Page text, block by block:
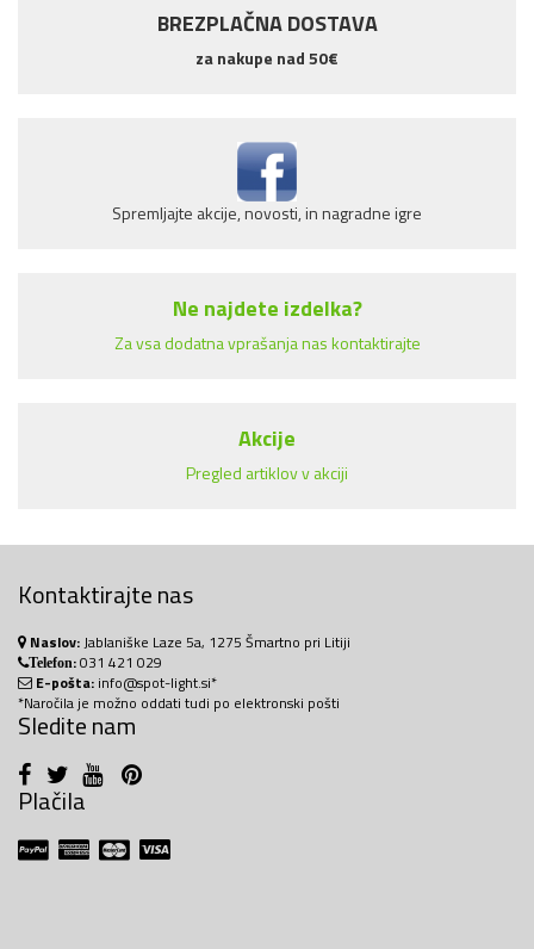
BREZPLAČNA DOSTAVA
za nakupe nad 50€
Spremljajte akcije, novosti, in nagradne igre
Ne najdete izdelka?
Za vsa dodatna vprašanja nas kontaktirajte
Akcije
Pregled artiklov v akciji
Kontaktirajte nas
Naslov:Jablaniške Laze 5a, 1275 Šmartno pri Litiji
Telefon:031 421 029
E-pošta: info@spot-light.si*
*Naročila je možno oddati tudi po elektronski pošti
Sledite nam
Plačila